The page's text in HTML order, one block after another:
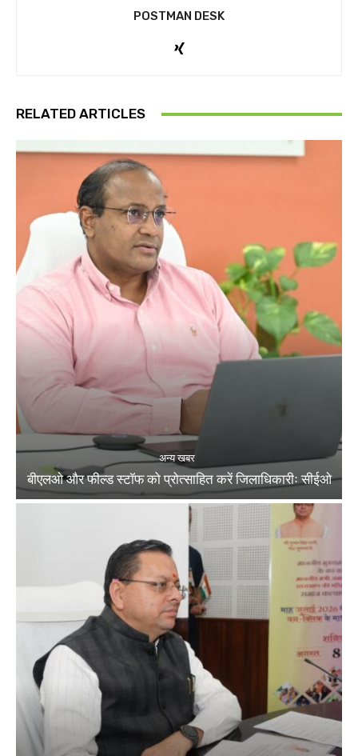
POSTMAN DESK
RELATED ARTICLES
अन्य खबर
बीएलओ और फील्ड स्टॉफ को प्रोत्साहित करें जिलाधिकारीः सीईओ